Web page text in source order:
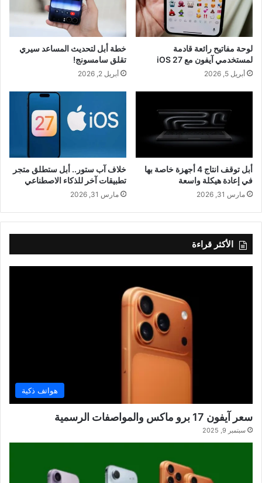
لوحة مفاتيح رائعة قادمة
لمستخدمي آيفون مع iOS 27
أبريل 5, 2026
خطة أبل لتحديث المساعد سيري
تقلق سامسونج!
أبريل 2, 2026
أبل توقف انتاج 4 أجهزة خاصة بها
في إعادة هيكلة واسعة
مارس 31, 2026
خلاف آب ستور.. أبل ستطلق متجر
تطبيقات آخر للذكاء الاصطناعي
مارس 31, 2026
الأكثر قراءة
هواتف ذكية
سعر آيفون 17 برو ماكس والمواصفات الرسمية
سبتمبر 9, 2025